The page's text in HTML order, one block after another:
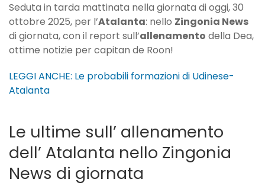
Seduta in tarda mattinata nella giornata di oggi, 30
ottobre 2025, per l’Atalanta: nello Zingonia News
di giornata, con il report sull’allenamento della Dea,
ottime notizie per capitan de Roon!
LEGGI ANCHE: Le probabili formazioni di Udinese-
Atalanta
Le ultime sull’ allenamento
dell’ Atalanta nello Zingonia
News di giornata